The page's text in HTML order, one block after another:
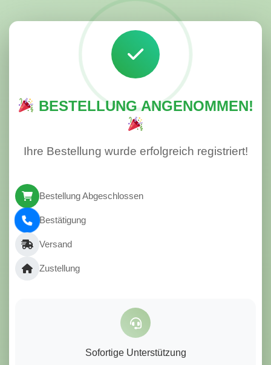
BESTELLUNG ANGENOMMEN!
Ihre Bestellung wurde erfolgreich registriert!
Bestellung Abgeschlossen
Bestätigung
Versand
Zustellung
Sofortige Unterstützung